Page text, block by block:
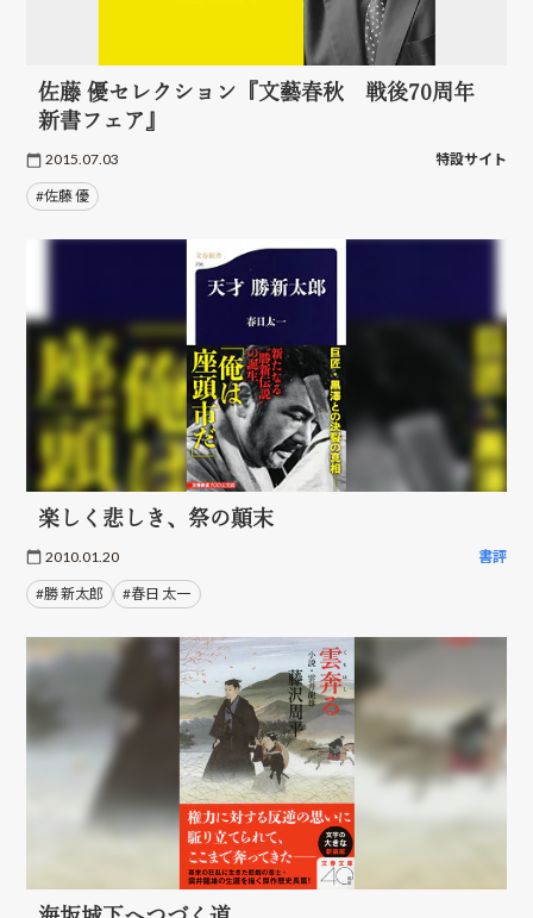
佐藤 優セレクション『文藝春秋 戦後70周年
新書フェア』
2015.07.03 特設サイト
#佐藤 優
楽しく悲しき、祭の顛末
2010.01.20 書評
#勝 新太郎 #春日 太一